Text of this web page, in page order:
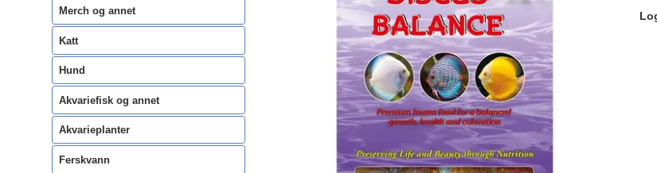
Merch og annet
Katt
Hund
Akvariefisk og annet
Akvarieplanter
Ferskvann